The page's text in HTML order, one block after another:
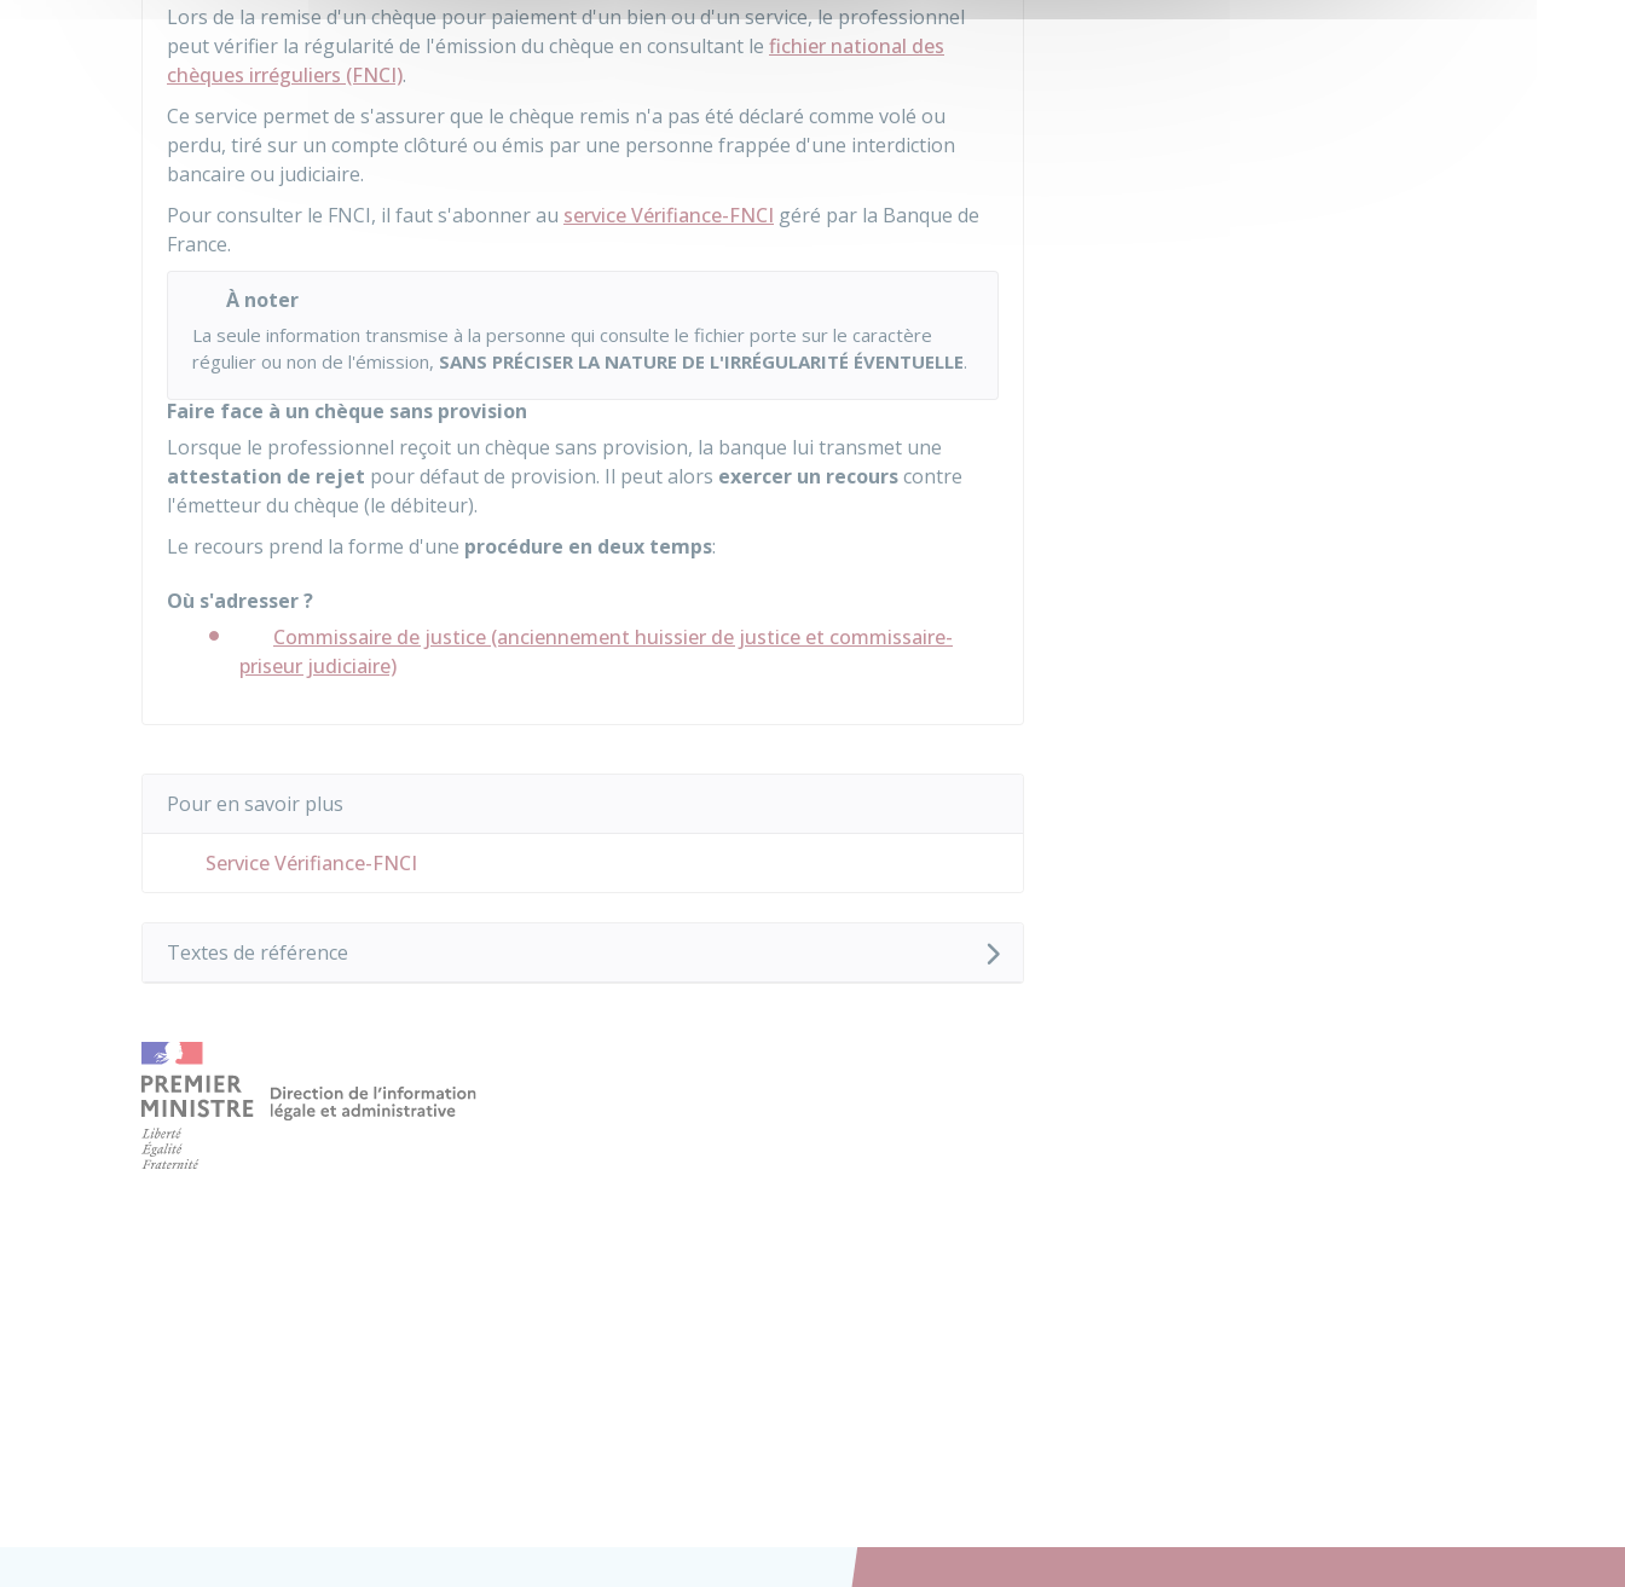
Lors de la remise d'un chèque pour paiement d'un bien ou d'un service, le professionnel
peut vérifier la régularité de l'émission du chèque en consultant le fichier national des
chèques irréguliers (FNCI).
Ce service permet de s'assurer que le chèque remis n'a pas été déclaré comme volé ou
perdu, tiré sur un compte clôturé ou émis par une personne frappée d'une interdiction
bancaire ou judiciaire.
Pour consulter le FNCI, il faut s'abonner au service Vérifiance-FNCI géré par la Banque de
France.
À noter
La seule information transmise à la personne qui consulte le fichier porte sur le caractère
régulier ou non de l'émission, SANS PRÉCISER LA NATURE DE L'IRRÉGULARITÉ ÉVENTUELLE.
Faire face à un chèque sans provision
Lorsque le professionnel reçoit un chèque sans provision, la banque lui transmet une
attestation de rejet pour défaut de provision. Il peut alors exercer un recourscontre
l'émetteur du chèque (le débiteur).
Le recours prend la forme d'une procédure en deux temps:
Où s'adresser ?
Commissaire de justice (anciennement huissier de justice et commissaire-
priseur judiciaire)
Pour en savoir plus
Service Vérifiance-FNCI
Textes de référence